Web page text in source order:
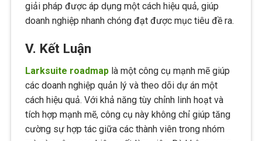
giải pháp được áp dụng một cách hiệu quả, giúp
doanh nghiệp nhanh chóng đạt được mục tiêu đề ra.
V. Kết Luận
Larksuite roadmap là một công cụ mạnh mẽ giúp
các doanh nghiệp quản lý và theo dõi dự án một
cách hiệu quả. Với khả năng tùy chỉnh linh hoạt và
tích hợp mạnh mẽ, công cụ này không chỉ giúp tăng
cường sự hợp tác giữa các thành viên trong nhóm